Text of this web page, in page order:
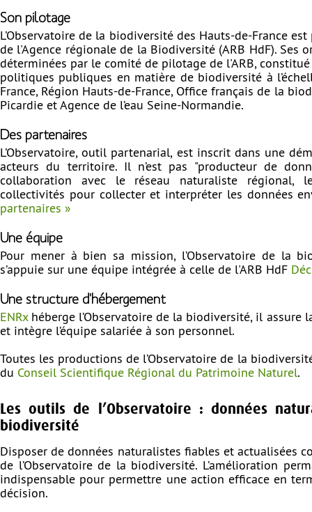
Son pilotage
L’Observatoire de la biodiversité des Hauts-de-France
de l'Agence régionale de la Biodiversité (ARB HdF). Ses
déterminées par le comité de pilotage de l'ARB,
politiques publiques en matière de biodiversité à
France, Région Hauts-de-France, Office français de la
Picardie et Agence de l’eau Seine-Normandie.
Des partenaires
L’Observatoire, outil partenarial, est inscrit dans une
acteurs du territoire. Il n’est pas "producteur de
collaboration avec le réseau naturaliste régional,
collectivités pour collecter et interpréter les données
partenaires »
Une équipe
Pour mener à bien sa mission, l’Observatoire de la
s’appuie sur une équipe intégrée à celle de l'ARB HdF
Une structure d'hébergement
ENRxhéberge l’Observatoire de la biodiversité, il assure
et intègre l’équipe salariée à son personnel.
Toutes les productions de l’Observatoire de la
du Conseil Scientifique Régional du Patrimoine Naturel.
Les outils de l’Observatoire : données
biodiversité
Disposer de données naturalistes fiables et actualisées
de l’Observatoire de la biodiversité. L’amélioration
indispensable pour permettre une action efficace en
décision.